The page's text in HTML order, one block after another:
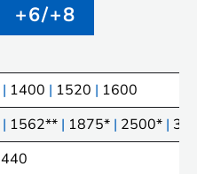
+6/+8
| 1400 | 1520 | 1600
| 1562** | 1875* | 2500* |
440